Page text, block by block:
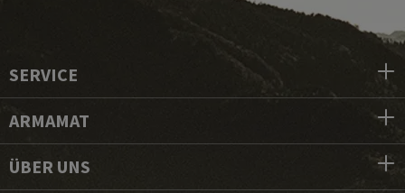
SERVICE
ARMAMAT
ÜBER UNS